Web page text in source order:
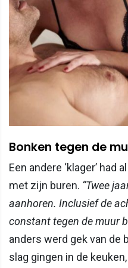
Bonken tegen de
Een andere ‘klager’ had
met zijn buren. “Twee
aanhoren. Inclusief de
constant tegen de muur
anders werd gek van de
slag gingen in de